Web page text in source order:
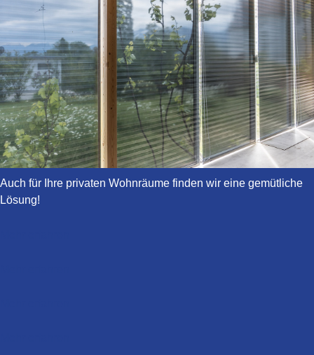
Auch für Ihre privaten Wohnräume finden wir eine gemütliche
Lösung!